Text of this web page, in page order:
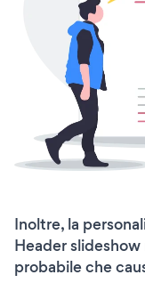
Inoltre, la
Header
probabile che